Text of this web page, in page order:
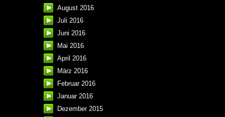
August 2016
Juli 2016
Juni 2016
Mai 2016
April 2016
März 2016
Februar 2016
Januar 2016
Dezember 2015